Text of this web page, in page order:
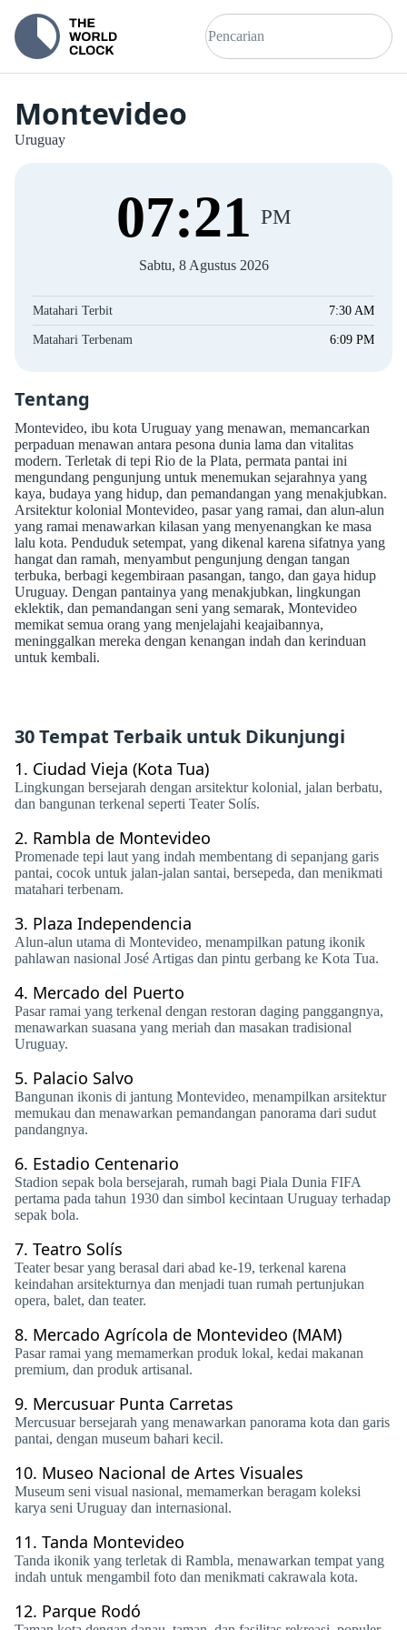
Montevideo
Uruguay
07:21 PM
Sabtu, 8 Agustus 2026
Matahari Terbit 7:30 AM
Matahari Terbenam 6:09 PM
Tentang
Montevideo, ibu kota Uruguay yang menawan, memancarkan
perpaduan menawan antara pesona dunia lama dan vitalitas
modern. Terletak di tepi Rio de la Plata, permata pantai ini
mengundang pengunjung untuk menemukan sejarahnya yang
kaya, budaya yang hidup, dan pemandangan yang menakjubkan.
Arsitektur kolonial Montevideo, pasar yang ramai, dan alun-alun
yang ramai menawarkan kilasan yang menyenangkan ke masa
lalu kota. Penduduk setempat, yang dikenal karena sifatnya yang
hangat dan ramah, menyambut pengunjung dengan tangan
terbuka, berbagi kegembiraan pasangan, tango, dan gaya hidup
Uruguay. Dengan pantainya yang menakjubkan, lingkungan
eklektik, dan pemandangan seni yang semarak, Montevideo
memikat semua orang yang menjelajahi keajaibannya,
meninggalkan mereka dengan kenangan indah dan kerinduan
untuk kembali.
30 Tempat Terbaik untuk Dikunjungi
1. Ciudad Vieja (Kota Tua)
Lingkungan bersejarah dengan arsitektur kolonial, jalan berbatu,
dan bangunan terkenal seperti Teater Solís.
2. Rambla de Montevideo
Promenade tepi laut yang indah membentang di sepanjang garis
pantai, cocok untuk jalan-jalan santai, bersepeda, dan menikmati
matahari terbenam.
3. Plaza Independencia
Alun-alun utama di Montevideo, menampilkan patung ikonik
pahlawan nasional José Artigas dan pintu gerbang ke Kota Tua.
4. Mercado del Puerto
Pasar ramai yang terkenal dengan restoran daging panggangnya,
menawarkan suasana yang meriah dan masakan tradisional
Uruguay.
5. Palacio Salvo
Bangunan ikonis di jantung Montevideo, menampilkan arsitektur
memukau dan menawarkan pemandangan panorama dari sudut
pandangnya.
6. Estadio Centenario
Stadion sepak bola bersejarah, rumah bagi Piala Dunia FIFA
pertama pada tahun 1930 dan simbol kecintaan Uruguay terhadap
sepak bola.
7. Teatro Solís
Teater besar yang berasal dari abad ke-19, terkenal karena
keindahan arsitekturnya dan menjadi tuan rumah pertunjukan
opera, balet, dan teater.
8. Mercado Agrícola de Montevideo (MAM)
Pasar ramai yang memamerkan produk lokal, kedai makanan
premium, dan produk artisanal.
9. Mercusuar Punta Carretas
Mercusuar bersejarah yang menawarkan panorama kota dan garis
pantai, dengan museum bahari kecil.
10. Museo Nacional de Artes Visuales
Museum seni visual nasional, memamerkan beragam koleksi
karya seni Uruguay dan internasional.
11. Tanda Montevideo
Tanda ikonik yang terletak di Rambla, menawarkan tempat yang
indah untuk mengambil foto dan menikmati cakrawala kota.
12. Parque Rodó